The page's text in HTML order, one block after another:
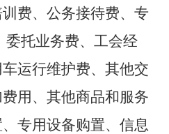
费、公务接待费、专
委托业务费、工会经
运行维护费、其他交
用、其他商品和服务
专用设备购置、信息